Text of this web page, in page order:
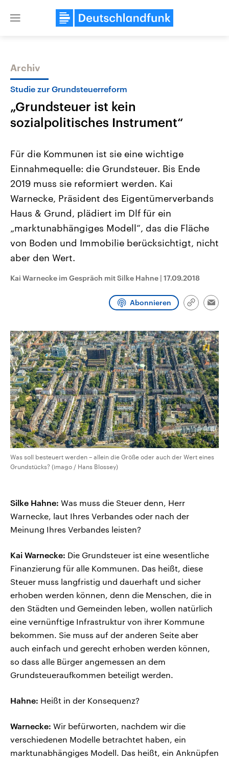
Close
Themen
Landtagswahl Sachsen-Anhalt
2026
Alle Informationen
Sachsen-Anhalt wählt am 6.
September 2026 einen neuen
Landtag. Seit 2021 wird das
Bundesland von einer Koalition aus
CDU, SPD und FDP regiert.-
Umfragen, Prognosen,
Wahlprogramme, aktuelle Berichte
und Hintergründe zu den Parteien
Wahl.
USA
Aktuelle Beiträge,
Hintergründe
Wirtschaftlich und
gehören die Vereinigten
den mächtigsten Ländern
mit großem Einfluss auf
Sendungen
Archiv
Studie zur Grundsteuerreform
„Grundsteuer ist kein
sozialpolitisches Instrument“
Für die Kommunen ist sie eine wichtige
Einnahmequelle: die Grundsteuer. Bis Ende
2019 muss sie reformiert werden. Kai
Warnecke, Präsident des Eigentümerverbands
Haus & Grund, plädiert im Dlf für ein
„marktunabhängiges Modell“, das die Fläche
von Boden und Immobilie berücksichtigt, nicht
aber den Wert.
Kai Warnecke im Gespräch mit Silke Hahne | 17.09.2018
Abonnieren
Link
Was soll besteuert werden – allein die Größe oder auch der Wert eines
Grundstücks? (imago / Hans Blossey)
Silke Hahne: Was muss die Steuer denn, Herr
Warnecke, laut Ihres Verbandes oder nach der
Meinung Ihres Verbandes leisten?
Kai Warnecke: Die Grundsteuer ist eine wesentliche
Finanzierung für alle Kommunen. Das heißt, diese
Steuer muss langfristig und dauerhaft und sicher
erhoben werden können, denn die Menschen, die in
den Städten und Gemeinden leben, wollen natürlich
eine vernünftige Infrastruktur von ihrer Kommune
bekommen. Sie muss auf der anderen Seite aber
auch einfach und gerecht erhoben werden können,
so dass alle Bürger angemessen an dem
Grundsteueraufkommen beteiligt werden.
Hahne: Heißt in der Konsequenz?
Warnecke: Wir befürworten, nachdem wir die
verschiedenen Modelle betrachtet haben, ein
marktunabhängiges Modell. Das heißt, ein Anknüpfen